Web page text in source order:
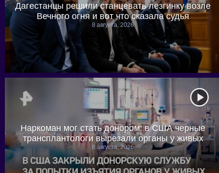
Дагестанцы решили станцевать лезгинку возле
Вечного огня и вот что сказала судья
8 августа, 2026
Наркоман мог стать донором: в США черные
трансплантологи вырезали органы у живых
8 августа, 2026